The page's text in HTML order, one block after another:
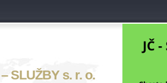
SLUŽBY s. r. o.